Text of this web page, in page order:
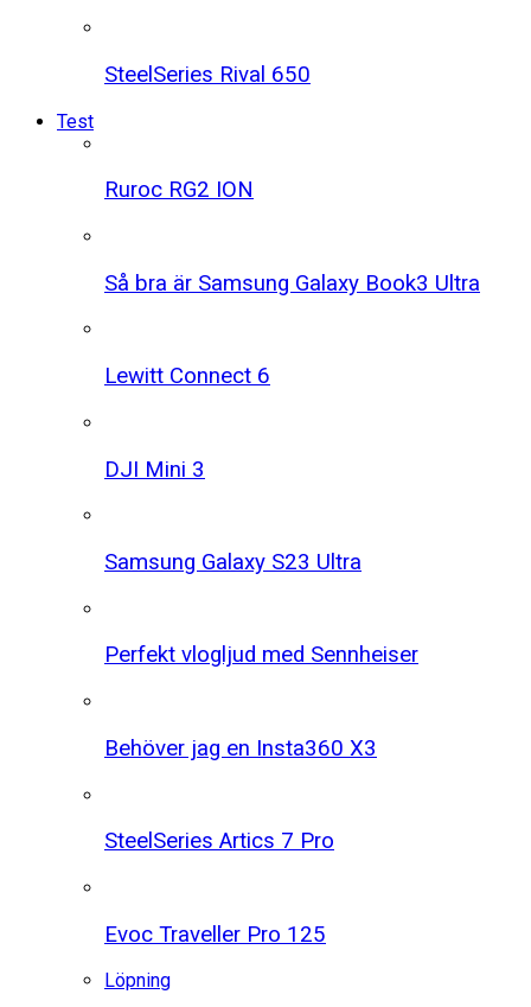
SteelSeries Rival 650
Test
Ruroc RG2 ION
Så bra är Samsung Galaxy Book3 Ultra
Lewitt Connect 6
DJI Mini 3
Samsung Galaxy S23 Ultra
Perfekt vlogljud med Sennheiser
Behöver jag en Insta360 X3
SteelSeries Artics 7 Pro
Evoc Traveller Pro 125
Löpning